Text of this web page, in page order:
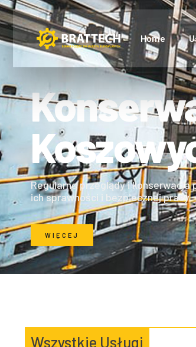
Home
Regularne przeglądy i
ich sprawności i bezpiecznej pracy.
WIĘCEJ
Wszystkie Usługi